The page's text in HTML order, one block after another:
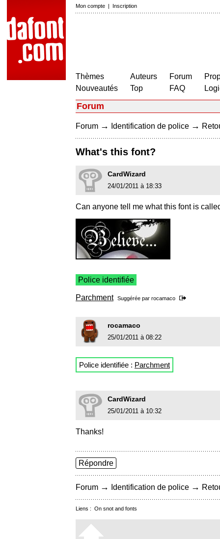
Mon compte | Inscription
Thèmes
Nouveautés
Auteurs
Top
Forum
FAQ
Forum
Forum → Identification de police →
What's this font?
CardWizard
24/01/2011 à 18:33
Can anyone tell me what this font is
Police identifiée
Parchment Suggérée par rocamaco
rocamaco
25/01/2011 à 08:22
Police identifiée : Parchment
CardWizard
25/01/2011 à 10:32
Thanks!
Répondre
Forum → Identification de police →
Liens : On snot and fonts